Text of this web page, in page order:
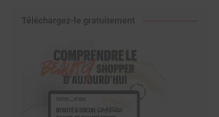
Téléchargez-le gratuitement